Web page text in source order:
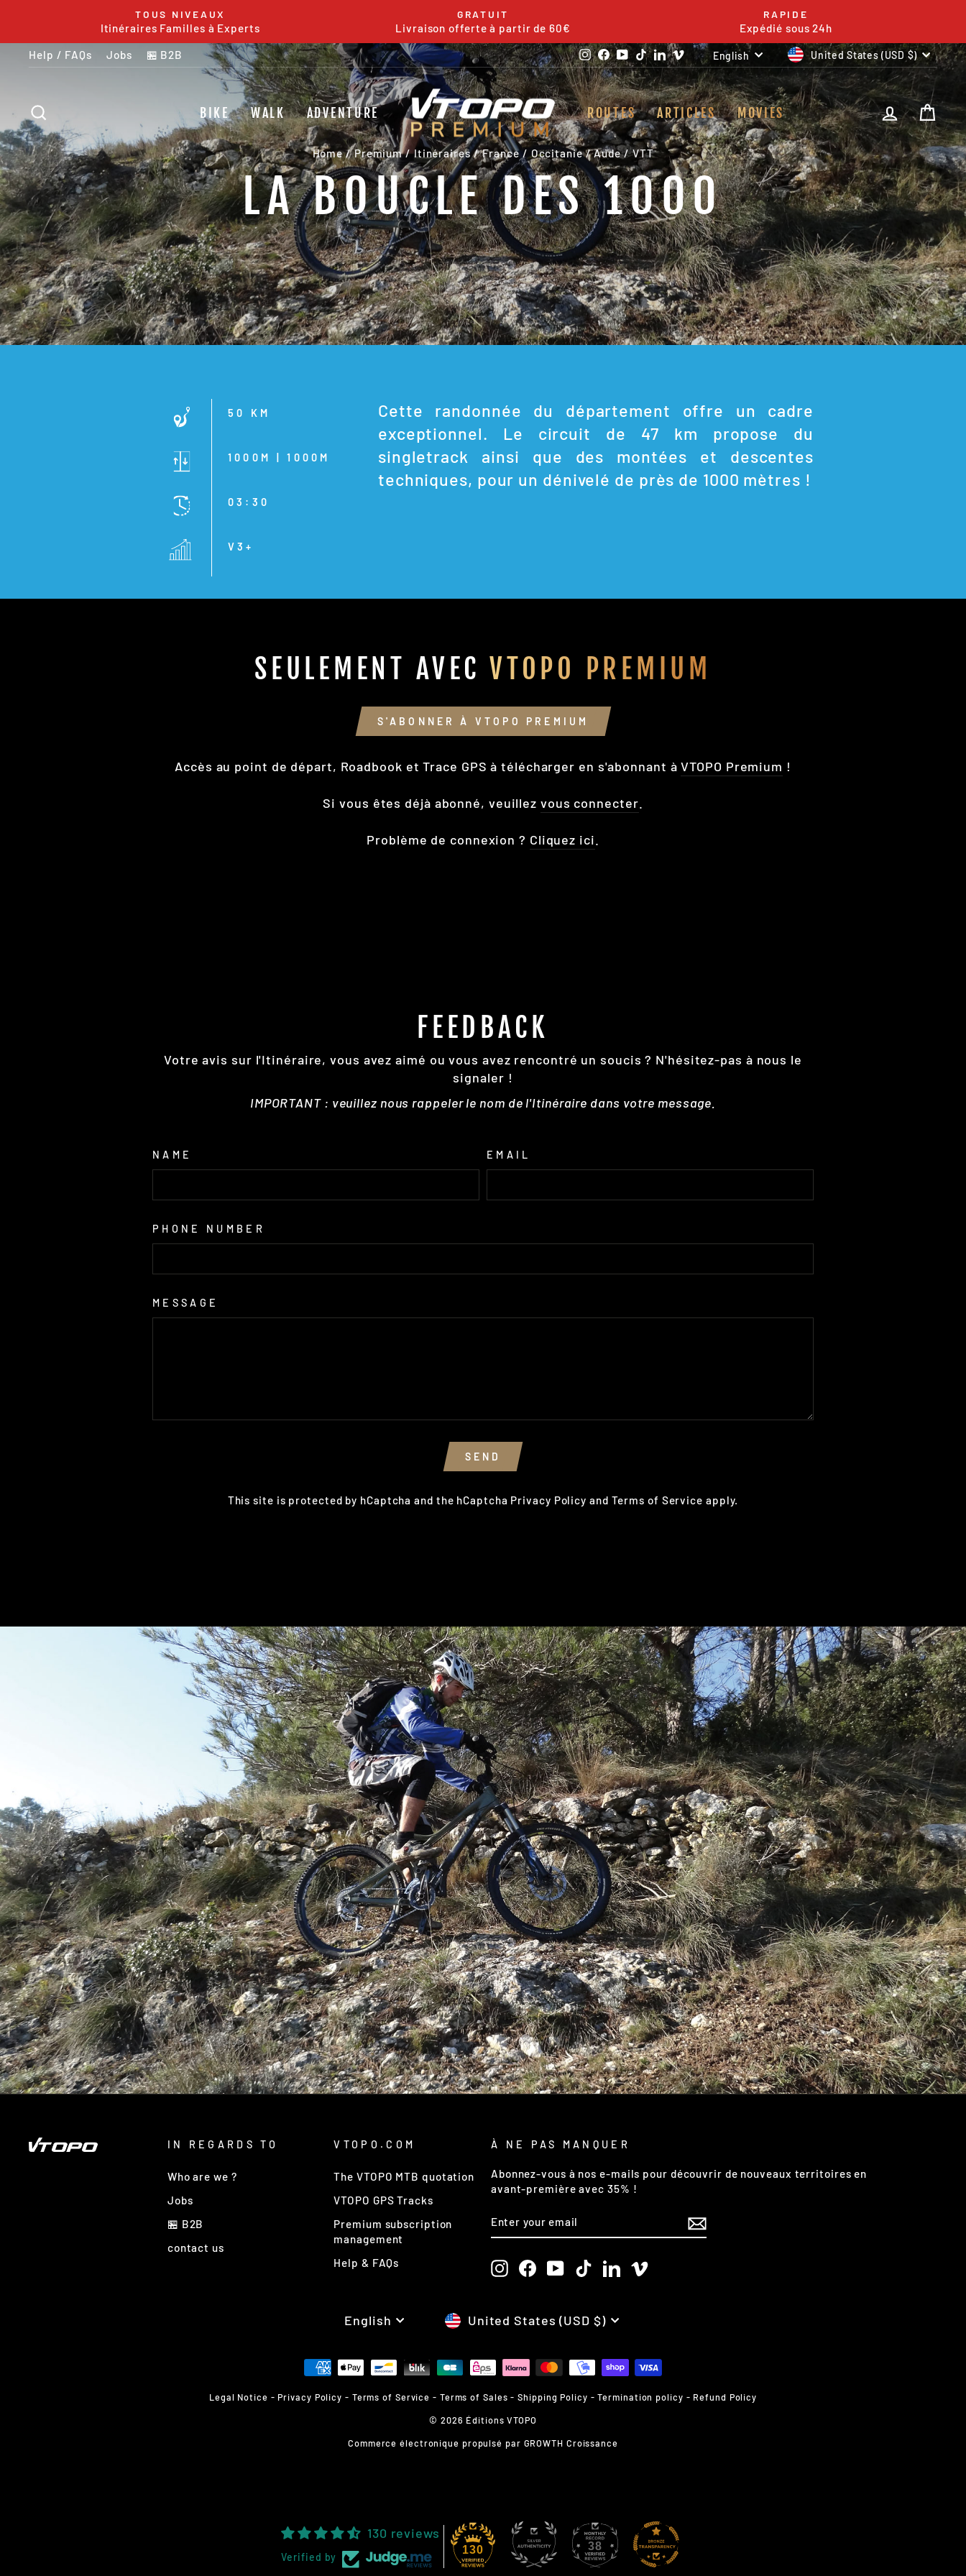
content
Pause
slideshow
TOUS NIVEAUX
Itinéraires Familles à Experts
GRATUIT
Livraison offerte à partir de 60€
RAPIDE
Expédié sous 24h
Help / FAQs Jobs 🏪 B2B Instagram
Facebook
YouTube
TikTokLinkedIn
VimeoLANGUAGE
English CURRENCY
United States (USD $)
BIKE WALK ADVENTURE ROUTES ARTICLES MOVIES LOG IN
Home / Premium / Itinéraires / France / Occitanie / Aude / VTT
LA BOUCLE DES 1000
50 KM
1000M | 1000M
03:30
V3+
Cette randonnée du département offre un cadre
exceptionnel. Le circuit de 47 km propose du
singletrack ainsi que des montées et descentes
techniques, pour un dénivelé de près de 1000 mètres !
SEULEMENT AVECVTOPO PREMIUM
S'ABONNER À VTOPO PREMIUM
Accès au point de départ, Roadbook et Trace GPS à télécharger en s'abonnant àVTOPO Premium !
Si vous êtes déjà abonné, veuillez vous connecter.
Problème de connexion ? Cliquez ici.
FEEDBACK
Votre avis sur l'Itinéraire, vous avez aimé ou vous avez rencontré un soucis ? N'hésitez-pas à nous le
signaler !
IMPORTANT : veuillez nous rappeler le nom de l'Itinéraire dans votre message.
NAME EMAIL
PHONE NUMBER
MESSAGE
SEND
This site is protected by hCaptcha and the hCaptcha Privacy Policy and Terms of Service apply.
IN REGARDS TO
Who are we ?
Jobs
🏪 B2B
contact us
VTOPO.COM
The VTOPO MTB quotation
VTOPO GPS Tracks
Premium subscription
management
Help & FAQs
À NE PAS MANQUER
Abonnez-vous à nos e-mails pour découvrir de nouveaux territoires en
avant-première avec 35% !
YOUR
EMAIL
InstagramFacebook
YouTubeTikTokLinkedInVimeo
LANGUAGE
English CURRENCY
United States (USD $)
Legal Notice - Privacy Policy - Terms of Service - Terms of Sales -Shipping Policy -Termination policy - Refund Policy
© 2026 Éditions VTOPO
Commerce électronique propulsé par GROWTH Croissance
130 reviews
Verified by
130 38